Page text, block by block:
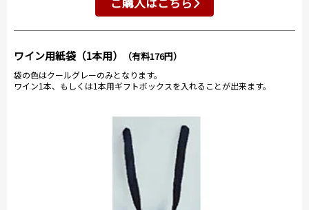
ワイン用紙袋（1本用） （有料176円）
袋の色はクールグレーのみとなります。
ワイン1本、もしくは1本用ギフトボックスを入れることが出来ます。